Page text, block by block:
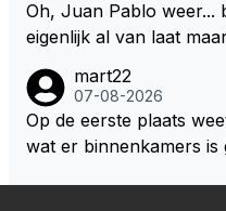
n van een groene lolly
de komende twee jaar
niks is en
or zijn gezin en eigen
g in de header dat
lees werk
Oh, Juan Pablo weer...
eigenlijk al van laat
mart22
07-08-2026
Op de eerste plaats
wat er binnenkamers is